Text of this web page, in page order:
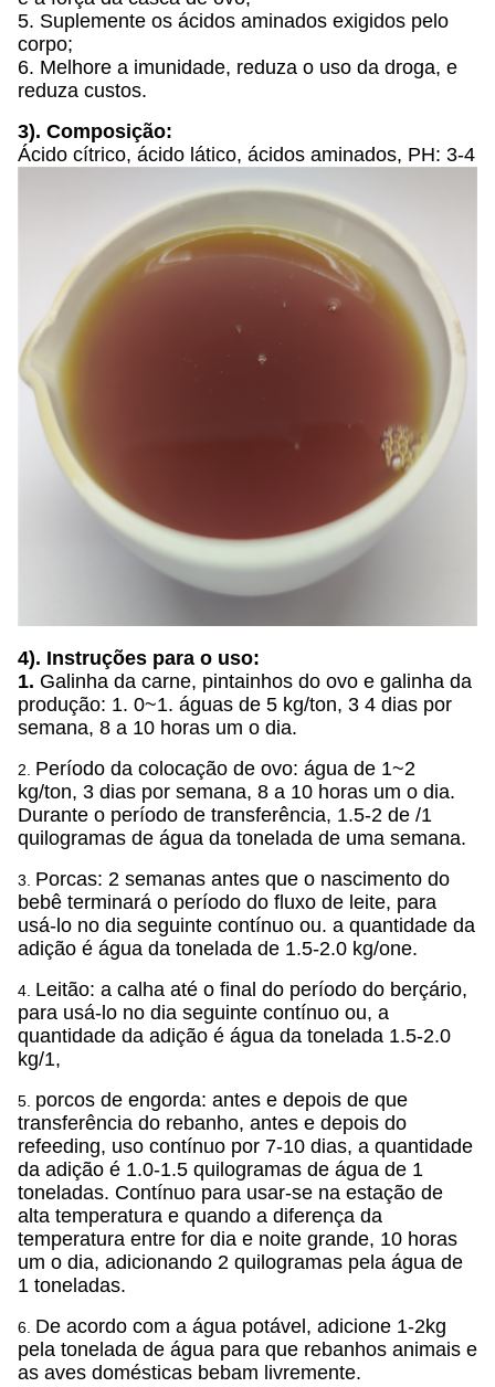
5. Suplemente os ácidos aminados exigidos pelo
corpo;
6. Melhore a imunidade, reduza o uso da droga, e
reduza custos.
3). Composição:
Ácido cítrico, ácido lático, ácidos aminados, PH: 3-4
4). Instruções para o uso:
1. Galinha da carne, pintainhos do ovo e galinha da
produção: 1. 0~1. águas de 5 kg/ton, 3 4 dias por
semana, 8 a 10 horas um o dia.
2. Período da colocação de ovo: água de 1~2
kg/ton, 3 dias por semana, 8 a 10 horas um o dia.
Durante o período de transferência, 1.5-2 de /1
quilogramas de água da tonelada de uma semana.
3. Porcas: 2 semanas antes que o nascimento do
bebê terminará o período do fluxo de leite, para
usá-lo no dia seguinte contínuo ou. a quantidade da
adição é água da tonelada de 1.5-2.0 kg/one.
4. Leitão: a calha até o final do período do berçário,
para usá-lo no dia seguinte contínuo ou, a
quantidade da adição é água da tonelada 1.5-2.0
kg/1,
5. porcos de engorda: antes e depois de que
transferência do rebanho, antes e depois do
refeeding, uso contínuo por 7-10 dias, a quantidade
da adição é 1.0-1.5 quilogramas de água de 1
toneladas. Contínuo para usar-se na estação de
alta temperatura e quando a diferença da
temperatura entre for dia e noite grande, 10 horas
um o dia, adicionando 2 quilogramas pela água de
1 toneladas.
6. De acordo com a água potável, adicione 1-2kg
pela tonelada de água para que rebanhos animais e
as aves domésticas bebam livremente.